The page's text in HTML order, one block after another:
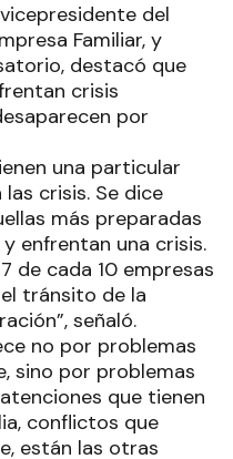
del
Familiar, y
destacó que
crisis
por
una particular
crisis. Se dice
más preparadas
enfrentan una crisis.
de cada 10 empresas
tránsito de la
señaló.
no por problemas
sino por problemas
que tienen
conflictos que
están las otras